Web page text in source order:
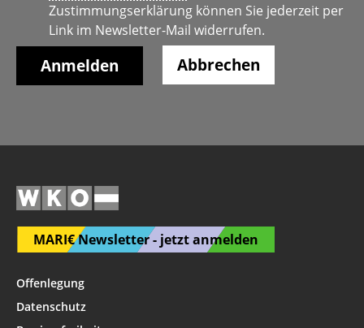
Zustimmungserklärung können Sie jederzeit per
Link im Newsletter-Mail widerrufen.
Abbrechen
MARI€ Newsletter - jetzt anmelden
Offenlegung
Datenschutz